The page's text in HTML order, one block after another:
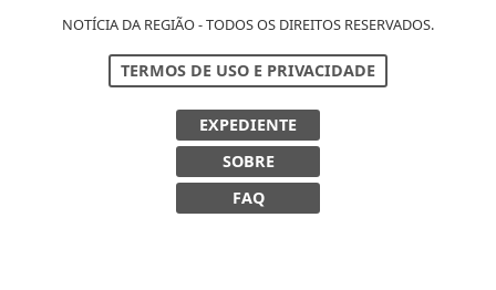
NOTÍCIA DA REGIÃO - TODOS OS DIREITOS RESERVADOS.
TERMOS DE USO E PRIVACIDADE
EXPEDIENTE
SOBRE
FAQ